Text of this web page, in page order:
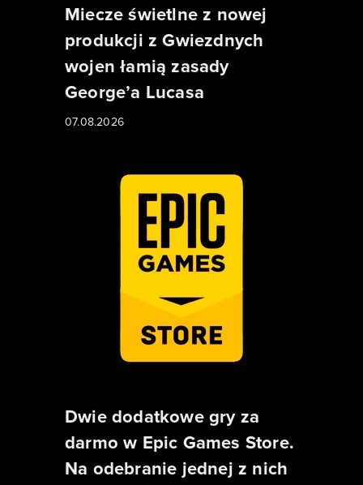
Miecze świetlne z nowej
produkcji z Gwiezdnych
wojen łamią zasady
George’a Lucasa
07.08.2026
Dwie dodatkowe gry za
darmo w Epic Games Store.
Na odebranie jednej z nich